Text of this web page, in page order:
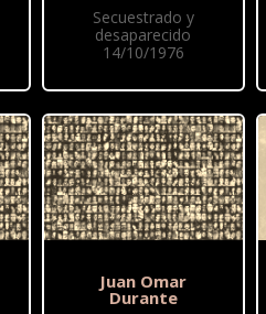
Secuestrado y
desaparecido
14/10/1976
Juan Omar
Durante